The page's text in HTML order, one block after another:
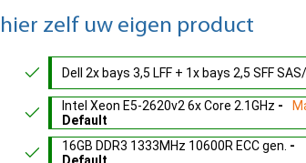
zelf uw eigen product
Dell 2x bays 3,5 LFF + 1x bays 2,5 SFF
Intel Xeon E5-2620v2 6x Core 2.1GHz -
Default
16GB DDR3 1333MHz 10600R ECC gen. -